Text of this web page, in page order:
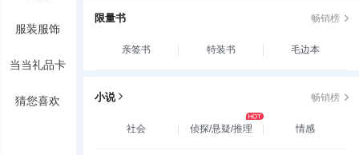
服装服饰
当当礼品卡
猜您喜欢
限量书 畅销榜
亲签书 特装书 毛边本
小说 畅销榜
社会 侦探/悬疑/推理 情感